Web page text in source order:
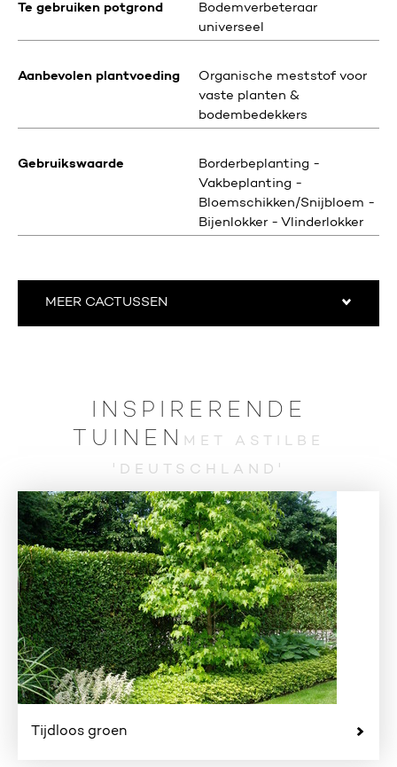
Te gebruiken potgrond
Bodemverbeteraar
universeel
Aanbevolen plantvoeding
Organische meststof voor
vaste planten &
bodembedekkers
Gebruikswaarde
Borderbeplanting -
Vakbeplanting -
Bloemschikken/Snijbloem -
Bijenlokker - Vlinderlokker
MEER CACTUSSEN
INSPIRERENDE
TUINEN
MET ASTILBE
'DEUTSCHLAND'
Tijdloos groen